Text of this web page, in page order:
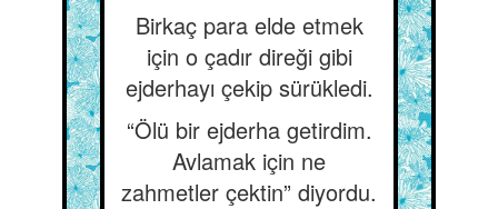
Birkaç para elde etmek
için o çadır direği gibi
ejderhayı çekip sürükledi.
“Ölü bir ejderha getirdim.
Avlamak için ne
zahmetler çektin” diyordu.